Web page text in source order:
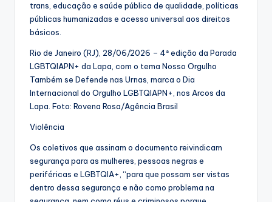
trans, educação e saúde pública de qualidade, políticas
públicas humanizadas e acesso universal aos direitos
básicos.
Rio de Janeiro (RJ), 28/06/2026 – 4ª edição da Parada
LGBTQIAPN+ da Lapa, com o tema Nosso Orgulho
Também se Defende nas Urnas, marca o Dia
Internacional do Orgulho LGBTQIAPN+, nos Arcos da
Lapa. Foto: Rovena Rosa/Agência Brasil
Violência
Os coletivos que assinam o documento reivindicam
segurança para as mulheres, pessoas negras e
periféricas e LGBTQIA+, “para que possam ser vistas
dentro dessa segurança e não como problema na